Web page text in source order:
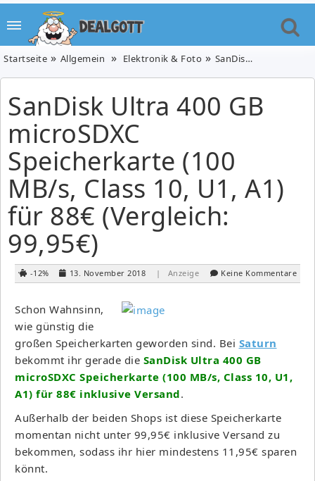
Startseite Allgemein Elektronik & Foto SanDisk Ultra 400 GB microSDXC Speicherkarte (100 MB/s, Class 10, U1, A1) für 88€ (Vergleich: 99,95€)
SanDisk Ultra 400 GB
microSDXC
Speicherkarte (100
MB/s, Class 10, U1, A1)
für 88€ (Vergleich:
99,95€)
-12% 13. November 2018 | Anzeige Keine Kommentare
Schon Wahnsinn,
wie günstig die
großen Speicherkarten geworden sind. Bei Saturn
bekommt ihr gerade die SanDisk Ultra 400 GB
microSDXC Speicherkarte (100 MB/s, Class 10, U1,
A1) für 88€ inklusive Versand.
Außerhalb der beiden Shops ist diese Speicherkarte
momentan nicht unter 99,95€ inklusive Versand zu
bekommen, sodass ihr hier mindestens 11,95€ sparen
könnt.